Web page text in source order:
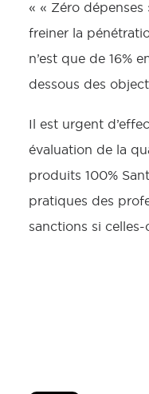
« « Zéro
freiner la
n’est que de 16%
dessous des
Il est urgent
évaluation de la
produits 100%
pratiques des
sanctions si